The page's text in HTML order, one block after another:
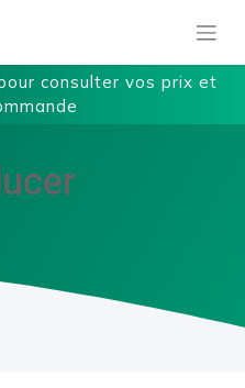
consulter vos prix et